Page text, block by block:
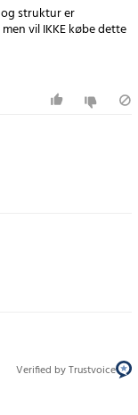
struktur er
vil IKKE købe dette
Verified by Trustvoice